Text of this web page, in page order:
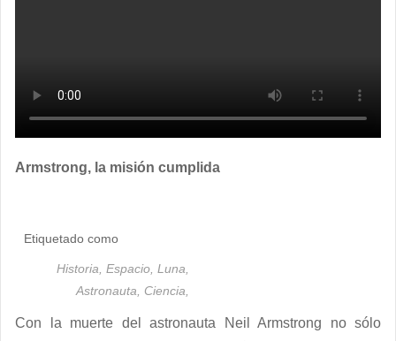
Armstrong, la misión cumplida
Etiquetado como
Historia, Espacio, Luna,
Astronauta, Ciencia,
Con la muerte del astronauta Neil Armstrong no sólo